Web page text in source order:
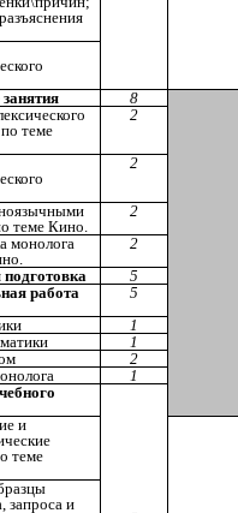
8
теме
2
2
теме Кино.
2
монолога
2
5
работа
5
1
1
2
1
и
теме
запроса и